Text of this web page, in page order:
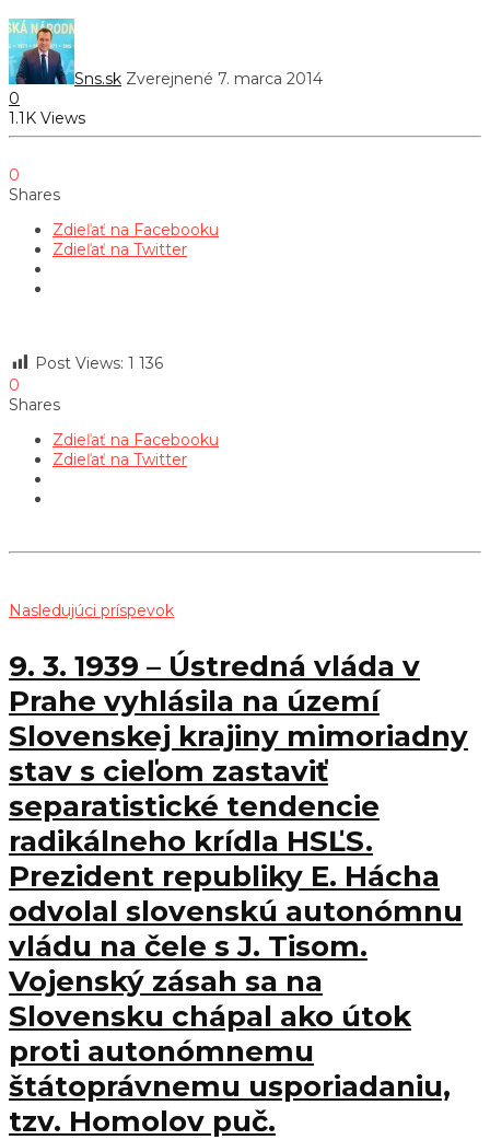
Sns.sk Zverejnené 7. marca 2014
0
1.1K Views
0
Shares
Zdieľať na Facebooku
Zdieľať na Twitter
Post Views: 1 136
0
Shares
Zdieľať na Facebooku
Zdieľať na Twitter
Nasledujúci príspevok
9. 3. 1939 – Ústredná vláda v
Prahe vyhlásila na území
Slovenskej krajiny mimoriadny
stav s cieľom zastaviť
separatistické tendencie
radikálneho krídla HSĽS.
Prezident republiky E. Hácha
odvolal slovenskú autonómnu
vládu na čele s J. Tisom.
Vojenský zásah sa na
Slovensku chápal ako útok
proti autonómnemu
štátoprávnemu usporiadaniu,
tzv. Homolov puč.